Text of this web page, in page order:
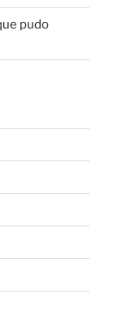
pudo